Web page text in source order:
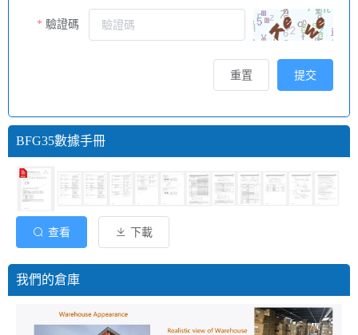
驗證碼
提交
重置
BFG35數據手冊
查看 下載
我們的倉庫